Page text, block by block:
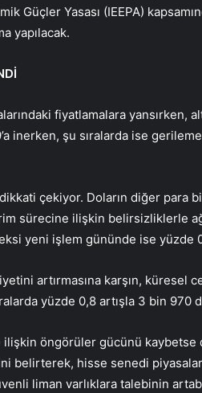
Güçler Yasası (IEEPA)
yapılacak.
fiyatlamalara yansırken,
inerken, şu sıralarda ise
çekiyor. Doların diğer para
sürecine ilişkin belirsizliklerle
yeni işlem gününde ise yüzde
artırmasına karşın, küresel
yüzde 0,8 artışla 3 bin 970
öngörüler gücünü kaybetse
belirterek, hisse senedi
liman varlıklara talebinin